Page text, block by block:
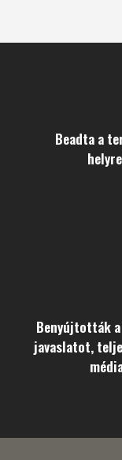
Beadta a
Benyújtották
javaslatot,